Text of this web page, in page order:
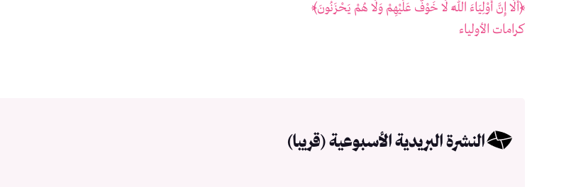
﴿أَلَا إِنَّ أَوْلِيَاءَ اللَّهِ لَا خَوْفٌ عَلَيْهِمْ وَلَا هُمْ يَحْزَنُونَ﴾
كرامات الأولياء
النشرة البريدية الأسبوعية (قريبا)